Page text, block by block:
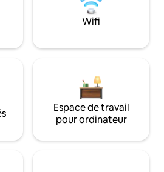
Wifi
Espace de travail
pour ordinateur